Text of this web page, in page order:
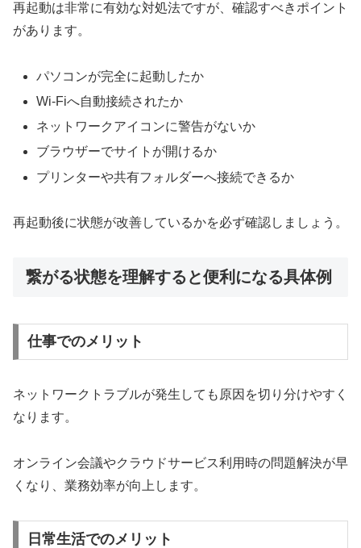
再起動は非常に有効な対処法ですが、確認すべきポイント
があります。
パソコンが完全に起動したか
Wi-Fiへ自動接続されたか
ネットワークアイコンに警告がないか
ブラウザーでサイトが開けるか
プリンターや共有フォルダーへ接続できるか
再起動後に状態が改善しているかを必ず確認しましょう。
繋がる状態を理解すると便利になる具体例
仕事でのメリット
ネットワークトラブルが発生しても原因を切り分けやすく
なります。
オンライン会議やクラウドサービス利用時の問題解決が早
くなり、業務効率が向上します。
日常生活でのメリット